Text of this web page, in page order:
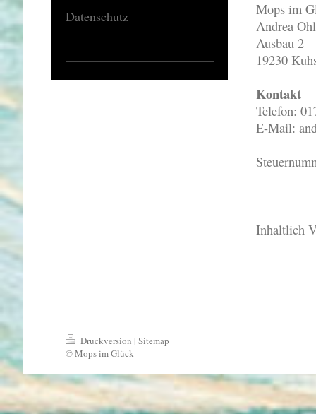
Mops im
Andrea
Ausbau 2
19230
Kontakt
Telefon:
E-Mail:
Inhaltlich
Datenschutz
Druckversion | Sitemap
© Mops im Glück